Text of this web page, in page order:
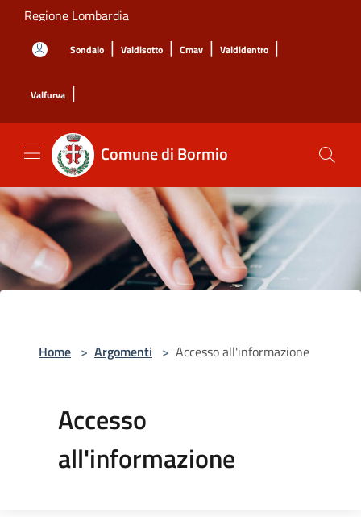
Salta al contenuto principale
Regione Lombardia
Sondalo | Valdisotto | Cmav | Valdidentro |
Valfurva |
Comune di Bormio
Home > Argomenti > Accesso all'informazione
Accesso
all'informazione